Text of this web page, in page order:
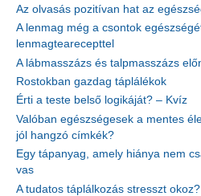
Az olvasás pozitívan hat az
A lenmag még a csontok
lenmagtearecepttel
A lábmasszázs és talpmasszázs
Rostokban gazdag táplálékok
Érti a teste belső logikáját? – Kvíz
Valóban egészségesek a mentes
jól hangzó címkék?
Egy tápanyag, amely hiánya nem
vas
A tudatos táplálkozás stresszt okoz?